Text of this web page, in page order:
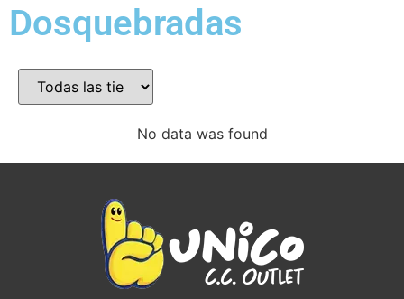
Dosquebradas
No data was found